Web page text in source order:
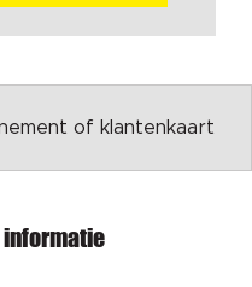
of klantenkaart
informatie